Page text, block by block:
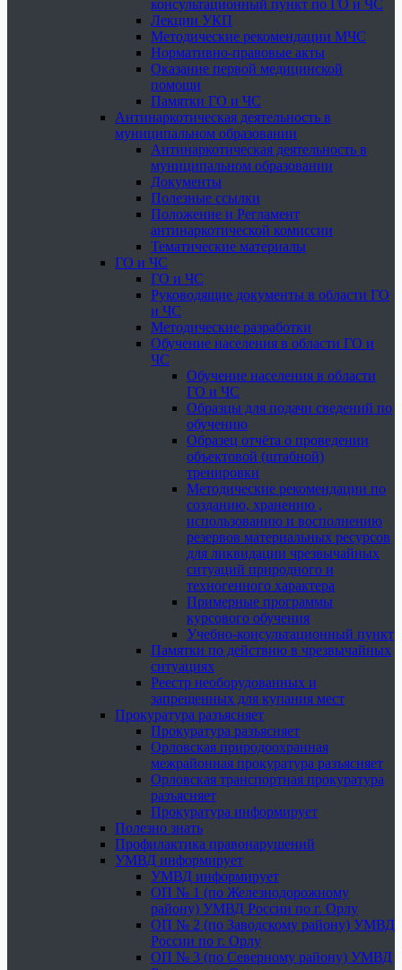
консультационный пункт по ГО и ЧС
Лекции УКП
Методические рекомендации МЧС
Нормативно-правовые акты
Оказание первой медицинской
помощи
Памятки ГО и ЧС
Антинаркотическая деятельность в
муниципальном образовании
Антинаркотическая деятельность в
муниципальном образовании
Документы
Полезные ссылки
Положение и Регламент
антинаркотической комиссии
Тематические материалы
ГО и ЧС
ГО и ЧС
Руководящие документы в области ГО
и ЧС
Методические разработки
Обучение населения в области ГО и
ЧС
Обучение населения в области
ГО и ЧС
Образцы для подачи сведений по
обучению
Образец отчёта о проведении
объектовой (штабной)
тренировки
Методические рекомендации по
созданию, хранению ,
использованию и восполнению
резервов материальных ресурсов
для ликвидации чрезвычайных
ситуаций природного и
техногенного характера
Примерные программы
курсового обучения
Учебно-консультационный пункт
Памятки по действию в чрезвычайных
ситуациях
Реестр необорудованных и
запрещенных для купания мест
Прокуратура разъясняет
Прокуратура разъясняет
Орловская природоохранная
межрайонная прокуратура разъясняет
Орловская транспортная прокуратура
разъясняет
Прокуратура информирует
Полезно знать
Профилактика правонарушений
УМВД информирует
УМВД информирует
ОП № 1 (по Железнодорожному
району) УМВД России по г. Орлу
ОП № 2 (по Заводскому району) УМВД
России по г. Орлу
ОП № 3 (по Северному району) УМВД